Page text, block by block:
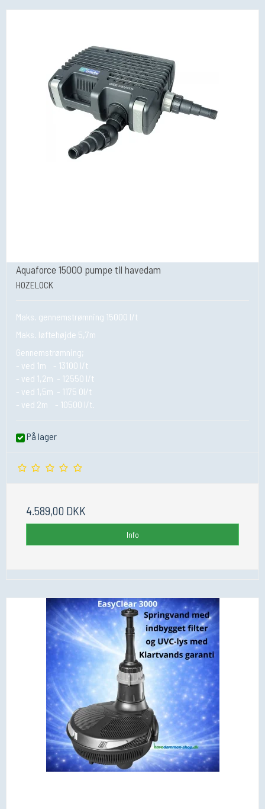
Aquaforce 15000 pumpe til havedam
HOZELOCK
Maks. gennemstrømning 15000 l/t
Maks. løftehøjde 5,7m
Gennemstrømning;
- ved 1m - 13100 l/t
- ved 1,2m - 12550 l/t
- ved 1,5m - 1175 0l/t
- ved 2m - 10500 l/t.
På lager
4.589,00 DKK
Info